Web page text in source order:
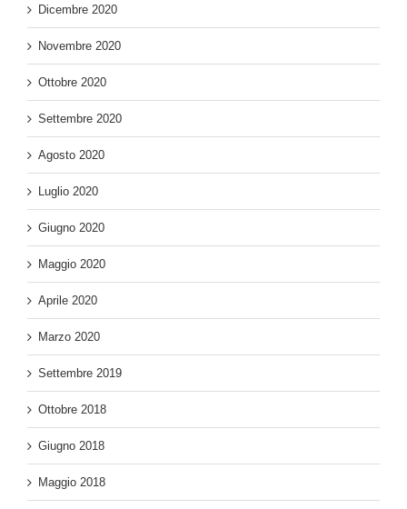
Dicembre 2020
Novembre 2020
Ottobre 2020
Settembre 2020
Agosto 2020
Luglio 2020
Giugno 2020
Maggio 2020
Aprile 2020
Marzo 2020
Settembre 2019
Ottobre 2018
Giugno 2018
Maggio 2018